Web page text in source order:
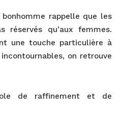
rappelle que les
réservés qu’aux femmes.
une touche particulière à
on retrouve
de raffinement et de